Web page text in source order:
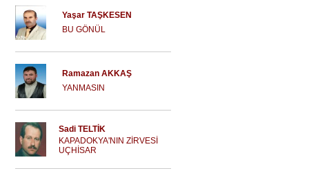
Yaşar TAŞKESEN
BU GÖNÜL
Ramazan AKKAŞ
YANMASIN
Sadi TELTİK
KAPADOKYA'NIN ZİRVESİ
UÇHİSAR